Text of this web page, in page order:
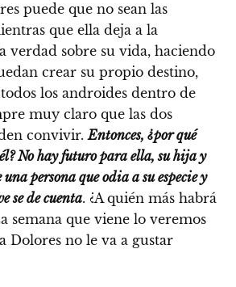
puede que no sean las
que ella deja a la
verdad sobre su vida, haciendo
crear su propio destino,
los androides dentro de
muy claro que las dos
convivir.Entonces, ¿por qué
No hay futuro para ella, su hija y
una persona que odia a su especie y
se de cuenta. ¿A quién más habrá
semana que viene lo veremos
Dolores no le va a gustar